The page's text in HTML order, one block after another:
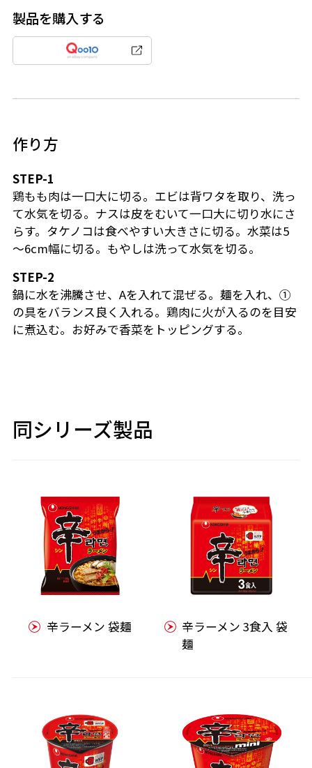
製品を購入する
作り方
STEP-1
鶏もも肉は一口大に切る。エビは背ワタを取り、洗っ
て水気を切る。ナスは皮をむいて一口大に切り水にさ
らす。タケノコは食べやすい大きさに切る。水菜は5
～6cm幅に切る。もやしは洗って水気を切る。
STEP-2
鍋に水を沸騰させ、Aを入れて混ぜる。麺を入れ、①
の具をバランス良く入れる。鶏肉に火が入るのを目安
に煮込む。お好みで香菜をトッピングする。
同シリーズ製品
辛ラーメン 袋麺
辛ラーメン 3食入 袋
麺